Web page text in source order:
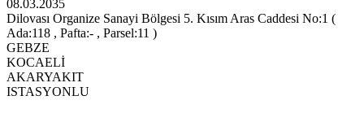
08.03.2035
Dilovası Organize Sanayi Bölgesi 5. Kısım Aras Caddesi No:1 (
Ada:118 , Pafta:- , Parsel:11 )
GEBZE
KOCAELİ
AKARYAKIT
ISTASYONLU